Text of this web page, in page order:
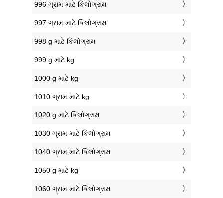
996 ગ્રામ માટે કિલોગ્રામ
997 ગ્રામ માટે કિલોગ્રામ
998 g માટે કિલોગ્રામ
999 g માટે kg
1000 g માટે kg
1010 ગ્રામ માટે kg
1020 g માટે કિલોગ્રામ
1030 ગ્રામ માટે કિલોગ્રામ
1040 ગ્રામ માટે કિલોગ્રામ
1050 g માટે kg
1060 ગ્રામ માટે કિલોગ્રામ